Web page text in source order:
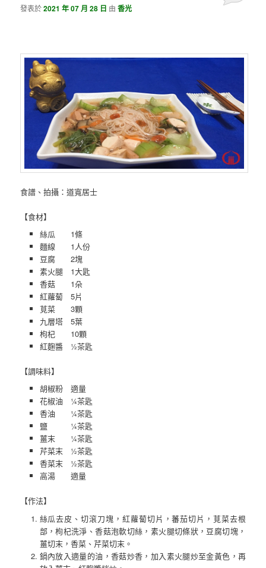
發表於2021 年 07 月 28 日 由香光
食譜、拍攝：道寬居士
【食材】
絲瓜 1條
麵線 1人份
豆腐 2塊
素火腿 1大匙
香菇 1朵
紅蘿蔔 5片
莧菜 3顆
九層塔 5葉
枸杞 10顆
紅麴醬 ½茶匙
【調味料】
胡椒粉 適量
花椒油 ¼茶匙
香油 ¼茶匙
鹽 ¼茶匙
薑末 ¼茶匙
芹菜末 ½茶匙
香菜末 ½茶匙
高湯 適量
【作法】
絲瓜去皮、切滾刀塊，紅蘿蔔切片，蕃茄切片，莧菜去根
部，枸杞洗淨、香菇泡軟切絲，素火腿切條狀，豆腐切塊，
薑切末，香菜、芹菜切末。
鍋內放入適量的油，香菇炒香，加入素火腿炒至金黃色，再